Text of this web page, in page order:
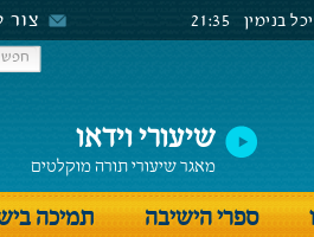
בנימין צור
שיעורי וידאו
מאגר שיעורי תורה מוקלטים
ספרי הישיבה
תמיכה